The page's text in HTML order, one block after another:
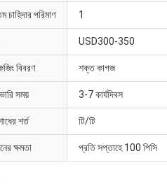
চাহিদার পরিমাণ 1
USD300-350
বিবরণ শক্ত কাগজ
সময় 3-7 কার্যদিবস
শর্ত টি/টি
ক্ষমতা প্রতি সপ্তাহে 100 পিসি